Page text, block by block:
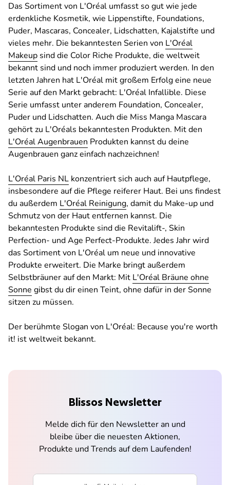
Das Sortiment von L'Oréal umfasst so gut wie jede
erdenkliche Kosmetik, wie Lippenstifte, Foundations,
Puder, Mascaras, Concealer, Lidschatten, Kajalstifte und
vieles mehr. Die bekanntesten Serien von L'Oréal
Makeup sind die Color Riche Produkte, die weltweit
bekannt sind und noch immer produziert werden. In den
letzten Jahren hat L'Oréal mit großem Erfolg eine neue
Serie auf den Markt gebracht: L'Oréal Infallible. Diese
Serie umfasst unter anderem Foundation, Concealer,
Puder und Lidschatten. Auch die Miss Manga Mascara
gehört zu L'Oréals bekanntesten Produkten. Mit den
L'Oréal Augenbrauen Produkten kannst du deine
Augenbrauen ganz einfach nachzeichnen!
L'Oréal Paris NL konzentriert sich auch auf Hautpflege,
insbesondere auf die Pflege reiferer Haut. Bei uns findest
du außerdem L'Oréal Reinigung, damit du Make-up und
Schmutz von der Haut entfernen kannst. Die
bekanntesten Produkte sind die Revitalift-, Skin
Perfection- und Age Perfect-Produkte. Jedes Jahr wird
das Sortiment von L'Oréal um neue und innovative
Produkte erweitert. Die Marke bringt außerdem
Selbstbräuner auf den Markt: Mit L'Oréal Bräune ohne
Sonne gibst du dir einen Teint, ohne dafür in der Sonne
sitzen zu müssen.
Der berühmte Slogan von L'Oréal: Because you're worth
it! ist weltweit bekannt.
Blissos Newsletter
Melde dich für den Newsletter an und
bleibe über die neuesten Aktionen,
Produkte und Trends auf dem Laufenden!